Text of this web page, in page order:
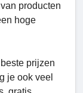
producten
hoge
prijzen
je ook veel